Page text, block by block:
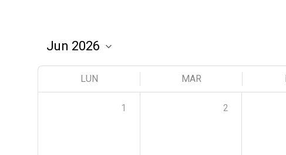
LUN MAR
1 2